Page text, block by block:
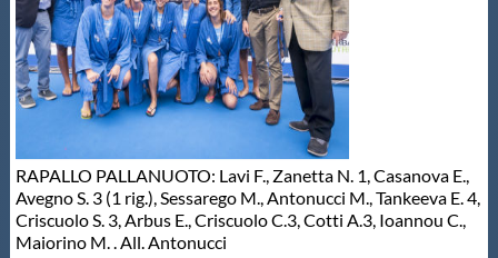
RAPALLO PALLANUOTO: Lavi F., Zanetta N. 1, Casanova E.,
Avegno S. 3 (1 rig.), Sessarego M., Antonucci M., Tankeeva E. 4,
Criscuolo S. 3, Arbus E., Criscuolo C.3, Cotti A.3, Ioannou C.,
Maiorino M. . All. Antonucci